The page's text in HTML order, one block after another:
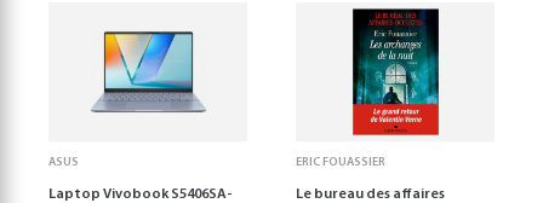
ASUS
Laptop Vivobook S5406SA-
ERIC FOUASSIER
Le bureau des affaires